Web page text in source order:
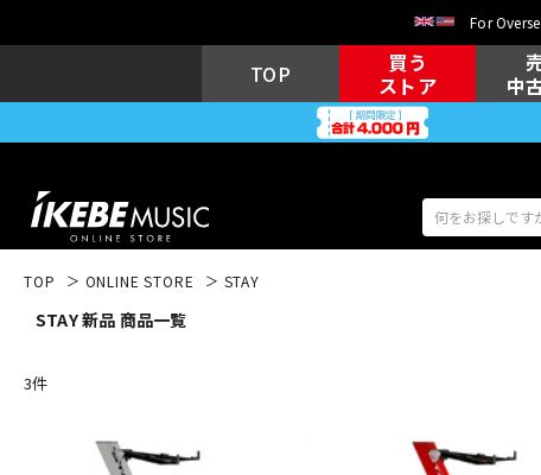
For
TOP
買う
ストア
中
キーボード 電子ピアノ
TOP ONLINE STORE STAY
STAY 新品 商品一覧
3件